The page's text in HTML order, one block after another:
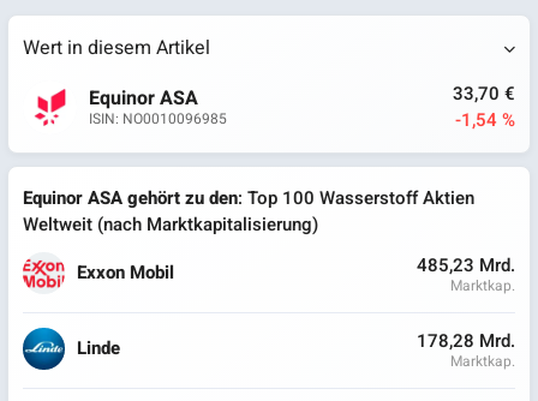
Wert in diesem Artikel
Equinor ASA
ISIN: NO0010096985
33,70 €
-1,54 %
Equinor ASA gehört zu den: Top 100 Wasserstoff Aktien
Weltweit (nach Marktkapitalisierung)
Exxon Mobil
485,23 Mrd.
Marktkap.
Linde 178,28 Mrd.
Marktkap.